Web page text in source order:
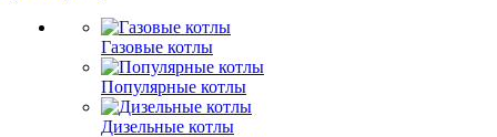
Газовые котлы
Популярные котлы
Дизельные котлы